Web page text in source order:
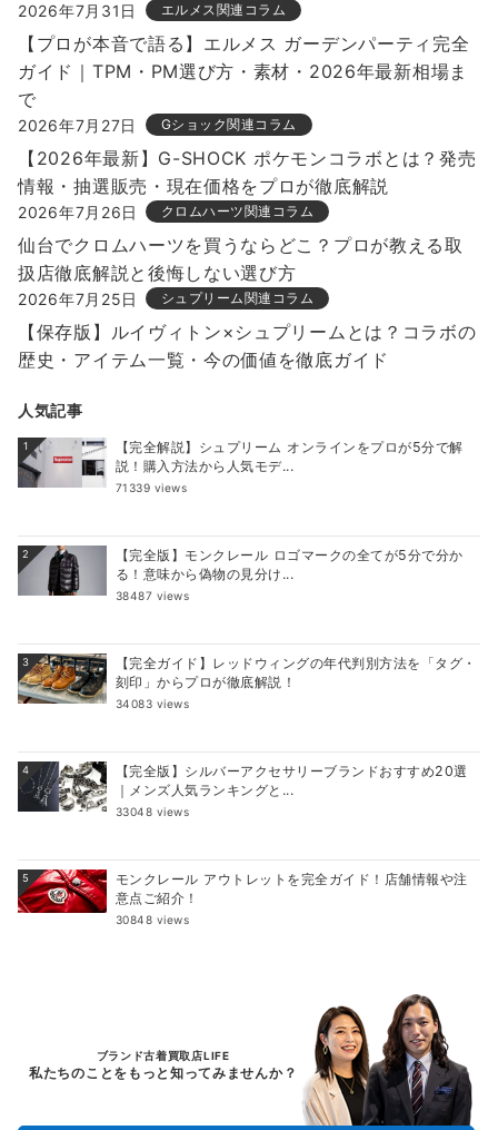
2026年7月31日 エルメス関連コラム
【プロが本音で語る】エルメス ガーデンパーティ完全
ガイド｜TPM・PM選び方・素材・2026年最新相場ま
で
2026年7月27日 Gショック関連コラム
【2026年最新】G-SHOCK ポケモンコラボとは？発売
情報・抽選販売・現在価格をプロが徹底解説
2026年7月26日 クロムハーツ関連コラム
仙台でクロムハーツを買うならどこ？プロが教える取
扱店徹底解説と後悔しない選び方
2026年7月25日 シュプリーム関連コラム
【保存版】ルイヴィトン×シュプリームとは？コラボの
歴史・アイテム一覧・今の価値を徹底ガイド
人気記事
1
【完全解説】シュプリーム オンラインをプロが5分で解
説！購入方法から人気モデ...
71339 views
2
【完全版】モンクレール ロゴマークの全てが5分で分か
る！意味から偽物の見分け...
38487 views
3
【完全ガイド】レッドウィングの年代判別方法を「タグ・
刻印」からプロが徹底解説！
34083 views
4
【完全版】シルバーアクセサリーブランドおすすめ20選
｜メンズ人気ランキングと...
33048 views
5
モンクレール アウトレットを完全ガイド！店舗情報や注
意点ご紹介！
30848 views
ブランド古着買取店LIFE
私たちのことをもっと知ってみませんか？